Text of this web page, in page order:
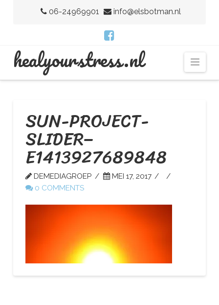
06-24969901 info@elsbotman.nl
H
E
A
L
Y
O
U
healyourstress.nl
SUN-PROJECT-
SLIDER–
E1413927689848
DEMEDIAGROEP
MEI 17, 2017
0 COMMENTS